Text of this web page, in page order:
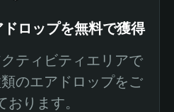
ロップを無料で獲得
ティビティエリアで
のエアドロップをご
おります。